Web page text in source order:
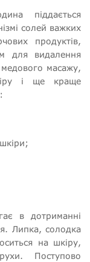
піддається
солей важких
продуктів,
для видалення
масажу,
і ще краще
в дотриманні
Липка, солодка
на шкіру,
Поступово